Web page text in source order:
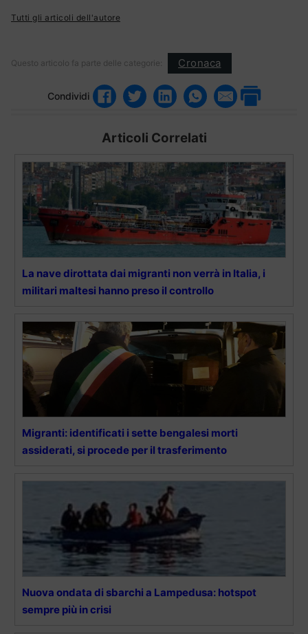
Tutti gli articoli dell'autore
Questo articolo fa parte delle categorie: Cronaca
Condividi
Articoli Correlati
La nave dirottata dai migranti non verrà in Italia, i
militari maltesi hanno preso il controllo
Migranti: identificati i sette bengalesi morti
assiderati, si procede per il trasferimento
Nuova ondata di sbarchi a Lampedusa: hotspot
sempre più in crisi